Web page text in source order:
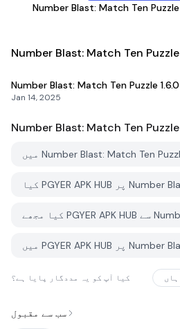
Number Blast: Match Ten Puzzle
Number Blast: Match Ten Puzzle 1.6.0
Jan 14, 2025
Number Blast: Match Ten Puzzle
کیا آپ کو یہ مددگار پایا ہے؟ ہاں
سب سے مقبول